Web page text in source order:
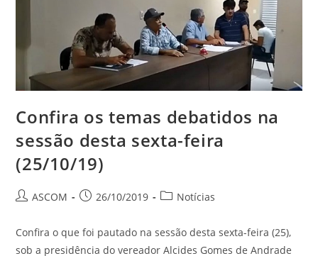
Confira os temas debatidos na
sessão desta sexta-feira
(25/10/19)
ASCOM 26/10/2019 Notícias
Confira o que foi pautado na sessão desta sexta-feira (25),
sob a presidência do vereador Alcides Gomes de Andrade